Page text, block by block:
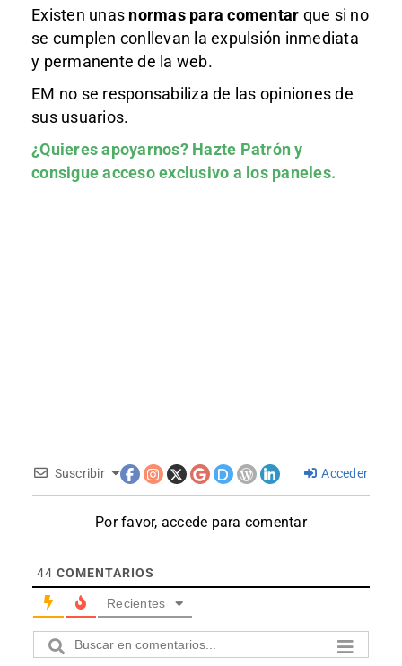
Existen unas normas para comentar que si no
se cumplen conllevan la expulsión inmediata
y permanente de la web.
EM no se responsabiliza de las opiniones de
sus usuarios.
¿Quieres apoyarnos? Hazte Patróny
consigue acceso exclusivo a los paneles.
Suscribir Acceder
Por favor, accede para comentar
44 COMENTARIOS
Recientes